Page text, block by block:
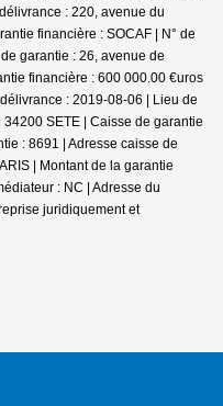
: 220, avenue du
financière : SOCAF | N° de
garantie : 26, avenue de
financière : 600 000.00 €uros
: 2019-08-06 | Lieu de
SETE | Caisse de garantie
: 8691 | Adresse caisse de
| Montant de la garantie
: NC | Adresse du
juridiquement et